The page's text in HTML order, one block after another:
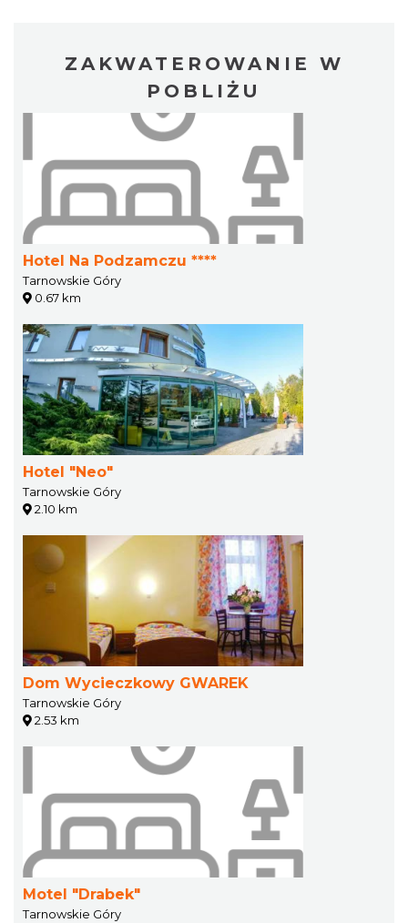
ZAKWATEROWANIE W
POBLIŻU
Hotel Na Podzamczu ****
Tarnowskie Góry
0.67 km
Hotel "Neo"
Tarnowskie Góry
2.10 km
Dom Wycieczkowy GWAREK
Tarnowskie Góry
2.53 km
Motel "Drabek"
Tarnowskie Góry